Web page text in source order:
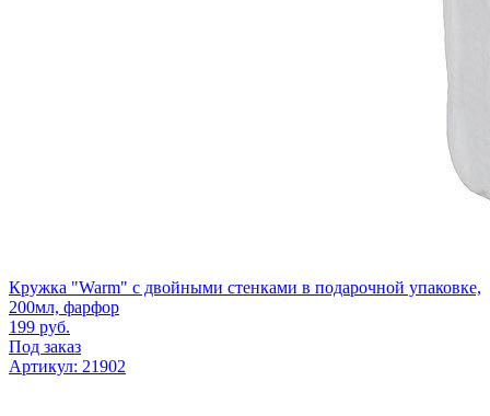
Кружка "Warm" с двойными стенками в подарочной упаковке,
200мл, фарфор
199 руб.
Под заказ
Артикул: 21902